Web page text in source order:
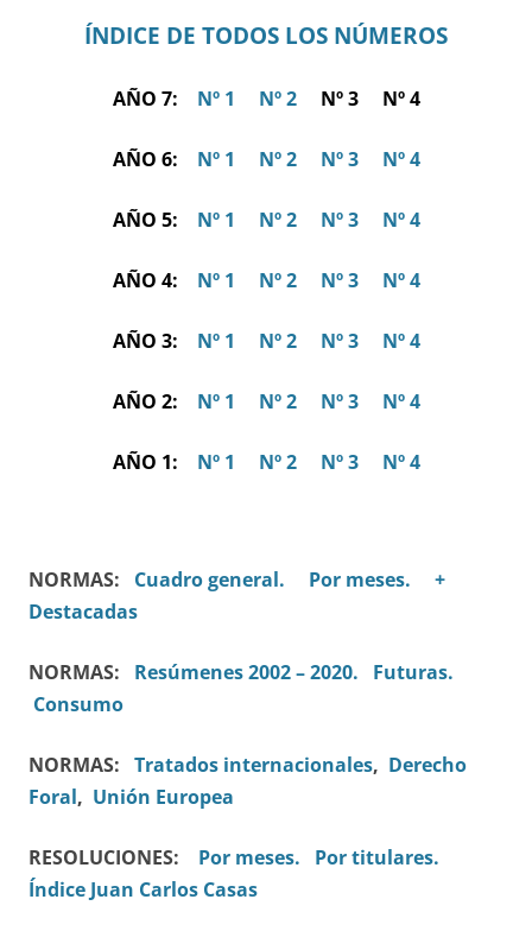
ÍNDICE DE TODOS LOS NÚMEROS
AÑO 7: Nº 1 Nº 2Nº 3 Nº 4
AÑO 6: Nº 1 Nº 2 Nº 3 Nº 4
AÑO 5: Nº 1 Nº 2 Nº 3 Nº 4
AÑO 4: Nº 1 Nº 2 Nº 3 Nº 4
AÑO 3: Nº 1 Nº 2 Nº 3 Nº 4
AÑO 2: Nº 1 Nº 2 Nº 3 Nº 4
AÑO 1: Nº 1 Nº 2 Nº 3 Nº 4
NORMAS: Cuadro general. Por meses.
+
Destacadas
NORMAS: Resúmenes 2002 – 2020.
Futuras.
Consumo
NORMAS: Tratados internacionales, Derecho
Foral, Unión Europea
RESOLUCIONES: Por meses.
Por titulares.
Índice Juan Carlos Casas